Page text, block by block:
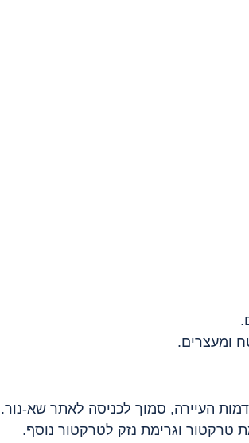
ומעצרים.
טרקטור וגרימת נזק לטרקטור נוסף.